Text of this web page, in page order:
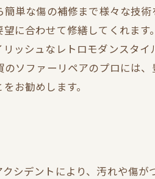
単な傷の補修まで様々な技
に合わせて修繕してくれます
ッシュなレトロモダンスタ
ソファーリペアのプロには
お勧めします。
シデントにより、汚れや傷が